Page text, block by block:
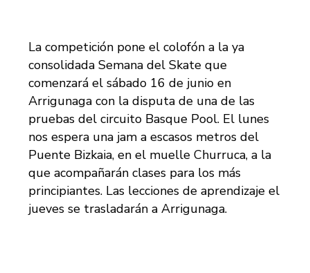
La competición pone el colofón a la ya
consolidada Semana del Skate que
comenzará el sábado 16 de junio en
Arrigunaga con la disputa de una de las
pruebas del circuito Basque Pool. El lunes
nos espera una jam a escasos metros del
Puente Bizkaia, en el muelle Churruca, a la
que acompañarán clases para los más
principiantes. Las lecciones de aprendizaje el
jueves se trasladarán a Arrigunaga.